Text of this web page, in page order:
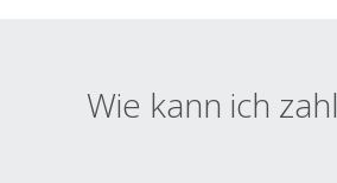
Wie kann ich